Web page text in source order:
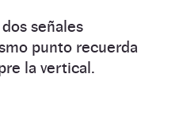
señales
punto recuerda
la vertical.